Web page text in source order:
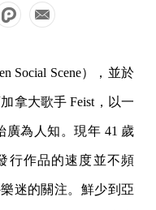
Social Scene），並於
拿大歌手 Feist，以一
廣為人知。現年 41 歲
行作品的速度並不頻
迷的關注。鮮少到亞